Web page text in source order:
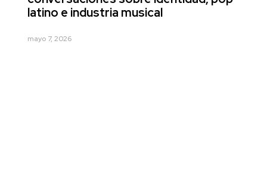
latino e industria musical
mayo 7, 2026